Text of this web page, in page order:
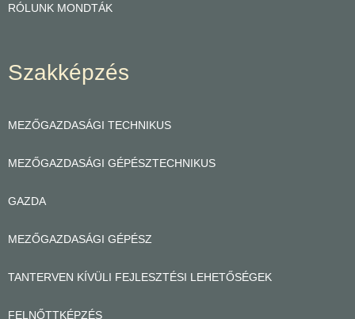
RÓLUNK MONDTÁK
Szakképzés
MEZŐGAZDASÁGI TECHNIKUS
MEZŐGAZDASÁGI GÉPÉSZTECHNIKUS
GAZDA
MEZŐGAZDASÁGI GÉPÉSZ
TANTERVEN KÍVÜLI FEJLESZTÉSI LEHETŐSÉGEK
FELNŐTTKÉPZÉS